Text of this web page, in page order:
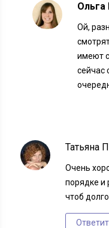
Ольга
Ой,
имеют
сейчас
Татьяна
Очень
порядке и
чтоб